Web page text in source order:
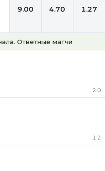
9.00 4.70 1.27
Ответные матчи
2:0
1:2